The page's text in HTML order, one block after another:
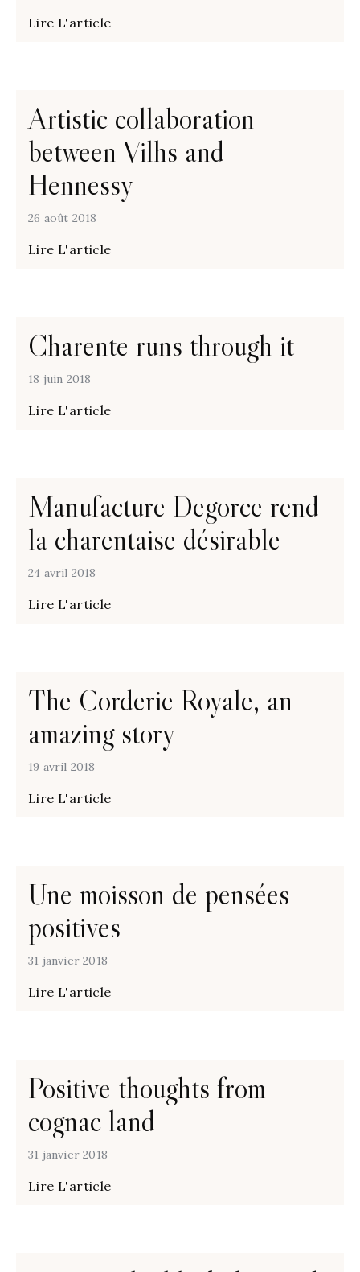
Lire L'article
Artistic collaboration
between Vilhs and
Hennessy
26 août 2018
Lire L'article
Charente runs through it
18 juin 2018
Lire L'article
Manufacture Degorce rend
la charentaise désirable
24 avril 2018
Lire L'article
The Corderie Royale, an
amazing story
19 avril 2018
Lire L'article
Une moisson de pensées
positives
31 janvier 2018
Lire L'article
Positive thoughts from
cognac land
31 janvier 2018
Lire L'article